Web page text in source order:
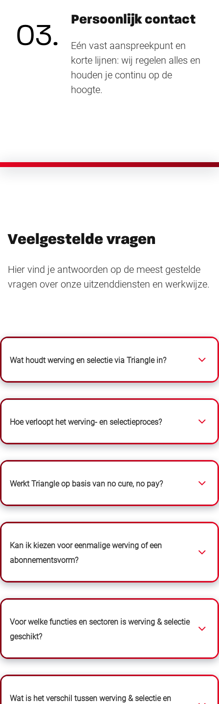
03.
Persoonlijk contact
Eén vast aanspreekpunt en
korte lijnen: wij regelen alles en
houden je continu op de
hoogte.
Veelgestelde vragen
Hier vind je antwoorden op de meest gestelde
vragen over onze uitzenddiensten en werkwijze.
Wat houdt werving en selectie via Triangle in?
Hoe verloopt het werving- en selectieproces?
Werkt Triangle op basis van no cure, no pay?
Kan ik kiezen voor eenmalige werving of een
abonnementsvorm?
Voor welke functies en sectoren is werving & selectie
geschikt?
Wat is het verschil tussen werving & selectie en